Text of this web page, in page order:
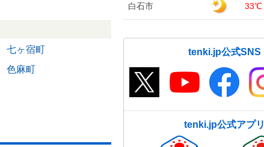
七ヶ宿町
色麻町
白石市 33℃
tenki.jp公式SNS
tenki.jp公式アプリ